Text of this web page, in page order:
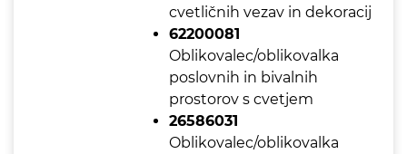
cvetličnih vezav in dekoracij
62200081
Oblikovalec/oblikovalka
poslovnih in bivalnih
prostorov s cvetjem
26586031
Oblikovalec/oblikovalka